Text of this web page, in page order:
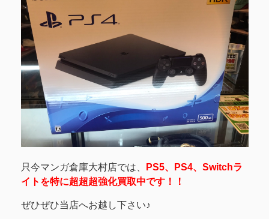
只今マンガ倉庫大村店では、
PS5、PS4、Switchラ
イトを特に超超超強化買取中です！！
ぜひぜひ当店へお越し下さい♪